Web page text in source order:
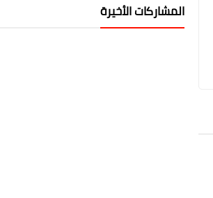
المشاركات الأخيرة